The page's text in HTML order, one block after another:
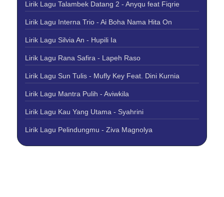
Lirik Lagu Talambek Datang 2 - Anyqu feat Fiqrie
Lirik Lagu Interna Trio - Ai Boha Nama Hita On
Lirik Lagu Silvia An - Hupili Ia
Lirik Lagu Rana Safira - Lapeh Raso
Lirik Lagu Sun Tulis - Mufly Key Feat. Dini Kurnia
Lirik Lagu Mantra Pulih - Aviwkila
Lirik Lagu Kau Yang Utama - Syahrini
Lirik Lagu Pelindungmu - Ziva Magnolya